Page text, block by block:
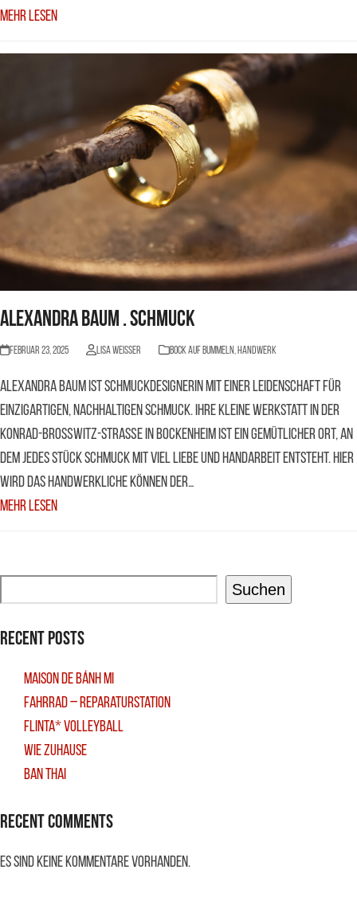
Mehr Lesen
Alexandra Baum . Schmuck
Februar 23, 2025 Lisa Weisser BOCK AUF BUMMELN,Handwerk
Alexandra Baum ist Schmuckdesignerin mit einer Leidenschaft für
einzigartigen, nachhaltigen Schmuck. Ihre kleine Werkstatt in der
Konrad-Broßwitz-Straße in Bockenheim ist ein gemütlicher Ort, an
dem jedes Stück Schmuck mit viel Liebe und Handarbeit entsteht. Hier
wird das handwerkliche Können der…
Mehr Lesen
Suchen
Recent Posts
Maison De Bánh Mi
Fahrrad – Reparaturstation
FLINTA* Volleyball
Wie Zuhause
Ban Thai
Recent Comments
Es sind keine Kommentare vorhanden.